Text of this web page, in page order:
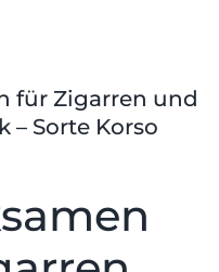
für Zigarren und
– Sorte Korso